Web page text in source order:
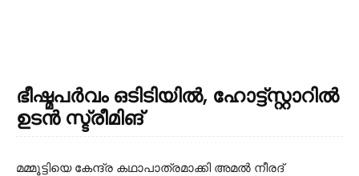
ഭീഷ്മപർവം ഒടിടിയിൽ, ഹോട്ട്സ്റ്റാറിൽ
ഉടൻ സ്ട്രീമിങ്
മമ്മൂട്ടിയെ കേന്ദ്ര കഥാപാത്രമാക്കി അമൽ നീരദ്